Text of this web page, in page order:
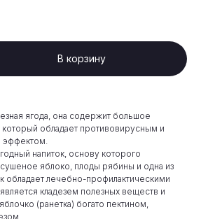
В корзину
ягода, она содержит большое
который обладает противовирусным и
напиток, основу которого
яблоко, плоды рябины и одна из
обладает лечебно-профилактическими
кладезем полезных веществ и
(ранетка) богато пектином,